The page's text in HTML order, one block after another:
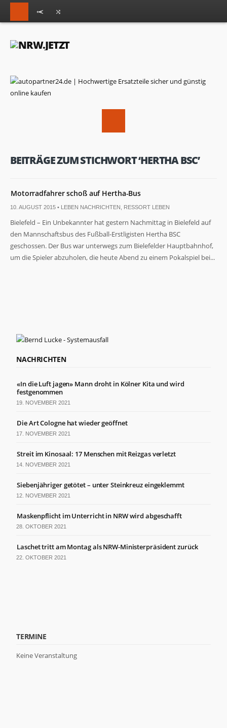
BEITRÄGE ZUM STICHWORT ‘HERTHA BSC’
Motorradfahrer schoß auf Hertha-Bus
10. AUGUST 2015 • LEBEN NACHRICHTEN RESSORT LEBEN
Bielefeld – Ein Unbekannter hat gestern Nachmittag in Bielefeld auf
den Mannschaftsbus des Fußball-Erstligisten Hertha BSC
geschossen. Der Bus war unterwegs zum Bielefelder Hauptbahnhof,
um die Spieler abzuholen, die heute Abend zu einem Pokalspiel bei...
NACHRICHTEN
«In die Luft jagen» Mann droht in Kölner Kita und wird
festgenommen
19. NOVEMBER 2021
Die Art Cologne hat wieder geöffnet
17. NOVEMBER 2021
Streit im Kinosaal: 17 Menschen mit Reizgas verletzt
14. NOVEMBER 2021
Siebenjähriger getötet – unter Steinkreuz eingeklemmt
12. NOVEMBER 2021
Maskenpflicht im Unterricht in NRW wird abgeschafft
28. OKTOBER 2021
Laschet tritt am Montag als NRW-Ministerpräsident zurück
22. OKTOBER 2021
TERMINE
Keine Veranstaltung